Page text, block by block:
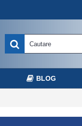
BLOG